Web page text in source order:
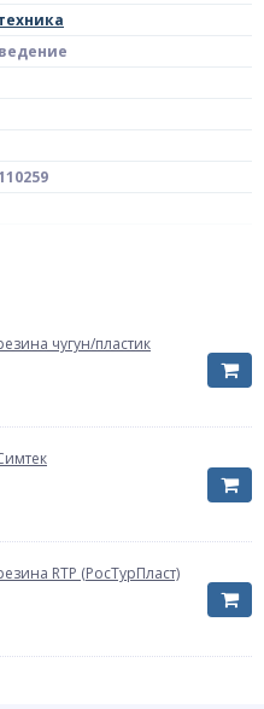
чугун/пластик
RTP (РосТурПласт)